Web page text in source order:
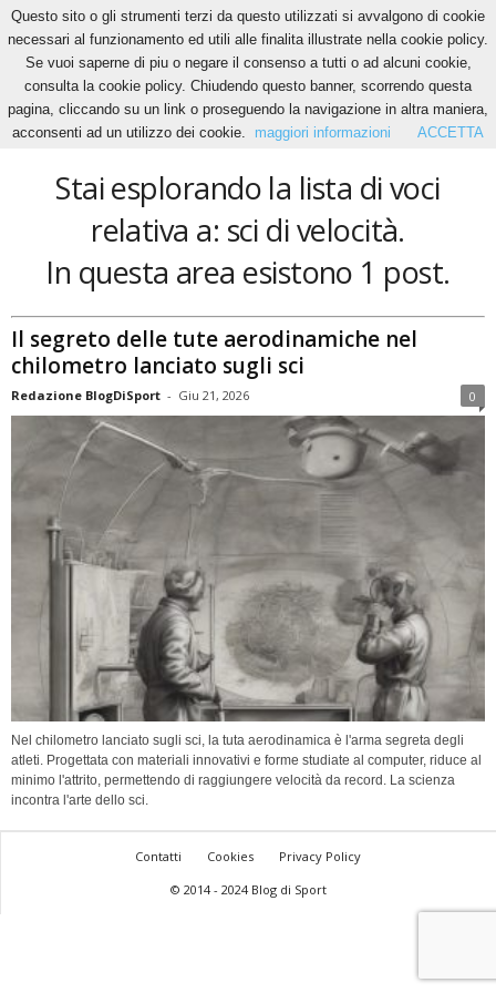
Home Tags Sci di velocità
sci di velocità
Stai esplorando la lista di voci
relativa a: sci di velocità.
In questa area esistono 1 post.
Il segreto delle tute aerodinamiche nel
chilometro lanciato sugli sci
Redazione BlogDiSport - Giu 21, 2026 0
Nel chilometro lanciato sugli sci, la tuta aerodinamica è l'arma segreta degli
atleti. Progettata con materiali innovativi e forme studiate al computer, riduce al
minimo l'attrito, permettendo di raggiungere velocità da record. La scienza
incontra l'arte dello sci.
Contatti Cookies
Privacy Policy
© 2014 - 2024 Blog di Sport
Questo sito o gli strumenti terzi da questo utilizzati si avvalgono di cookie
necessari al funzionamento ed utili alle finalita illustrate nella cookie policy.
Se vuoi saperne di piu o negare il consenso a tutti o ad alcuni cookie,
consulta la cookie policy. Chiudendo questo banner, scorrendo questa
pagina, cliccando su un link o proseguendo la navigazione in altra maniera,
acconsenti ad un utilizzo dei cookie.
maggiori informazioni ACCETTA